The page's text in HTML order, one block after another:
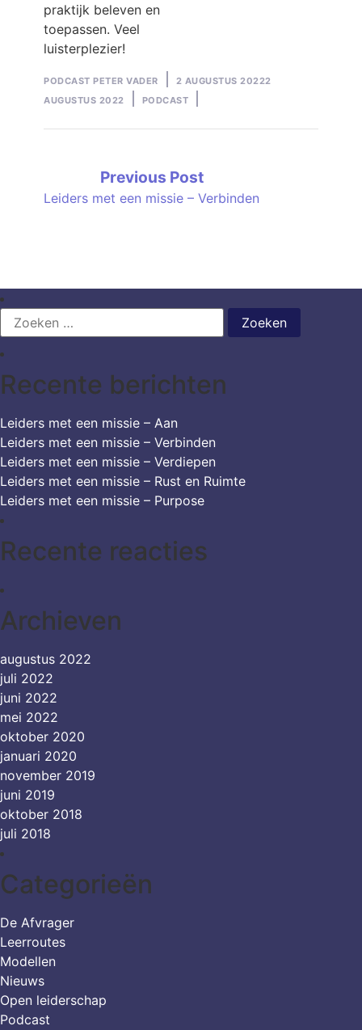
praktijk beleven en
toepassen. Veel
luisterplezier!
Posted
by
PODCAST PETER VADER 2 AUGUSTUS 20222
AUGUSTUS 2022
Posted
PODCAST
Bericht
navigatie
Previous PostPrevious
post:
Leiders met een missie – Verbinden
Zoeken
naar:
Recente berichten
Leiders met een missie – Aan
Leiders met een missie – Verbinden
Leiders met een missie – Verdiepen
Leiders met een missie – Rust en Ruimte
Leiders met een missie – Purpose
Recente reacties
Archieven
augustus 2022
juli 2022
juni 2022
mei 2022
oktober 2020
januari 2020
november 2019
juni 2019
oktober 2018
juli 2018
Categorieën
De Afvrager
Leerroutes
Modellen
Nieuws
Open leiderschap
Podcast